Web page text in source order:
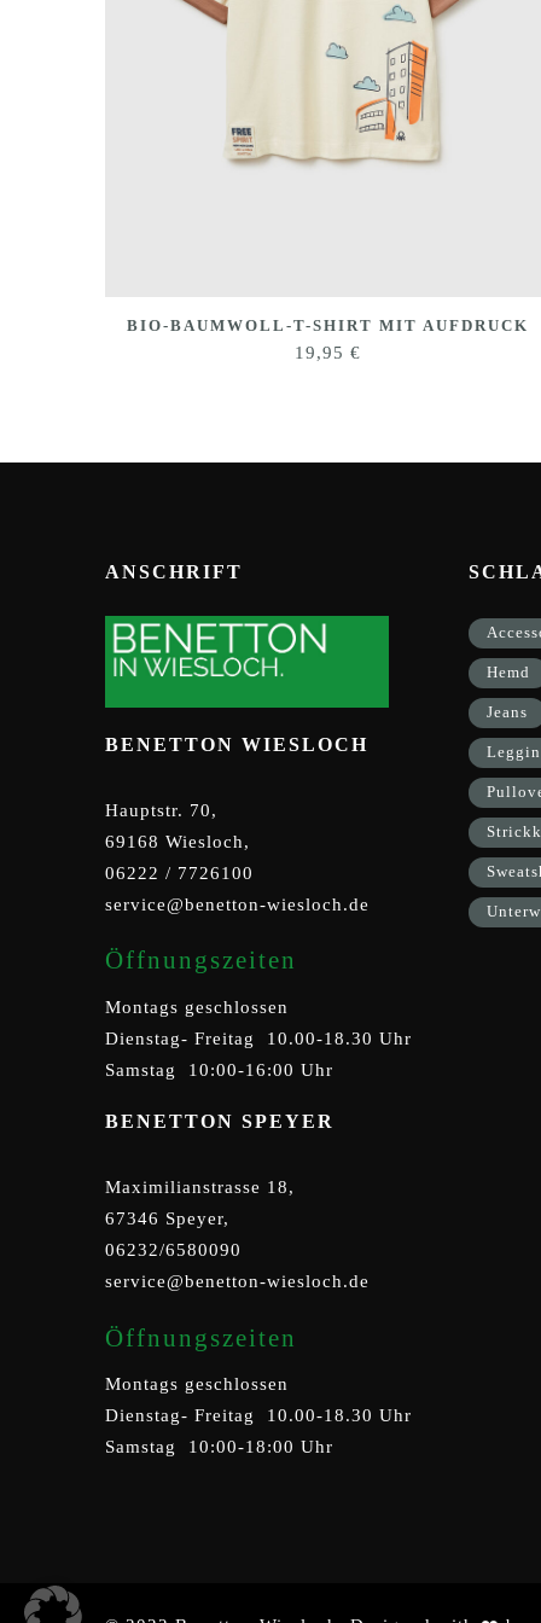
BIO-BAUMWOLL-T-SHIRT MIT AUFDRUCK
19,95 €
ANSCHRIFT
BENETTON WIESLOCH
Hauptstr. 70,
69168 Wiesloch,
06222 / 7726100
service@benetton-wiesloch.de
Öffnungszeiten
Montags geschlossen
Dienstag- Freitag 10.00-18.30 Uhr
Samstag 10:00-16:00 Uhr
BENETTON SPEYER
Maximilianstrasse 18,
67346 Speyer,
06232/6580090
service@benetton-wiesloch.de
Öffnungszeiten
Montags geschlossen
Dienstag- Freitag 10.00-18.30 Uhr
Samstag 10:00-18:00 Uhr
Hemd
Jeans